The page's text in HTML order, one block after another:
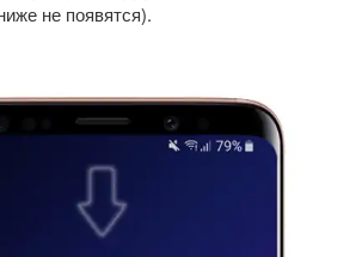
не появятся).